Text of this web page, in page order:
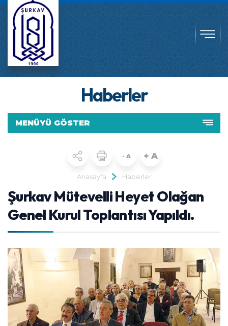
Haberler
MENÜYÜ GÖSTER
- A + A
Anasayfa Haberler
Şurkav Mütevelli Heyet Olağan
Genel Kurul Toplantısı Yapıldı.